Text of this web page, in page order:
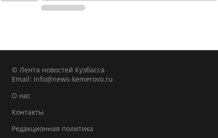
© Лента новостей Кузбасса
Email: info@news-kemerovo.ru
О нас
Контакты
Редакционная политика